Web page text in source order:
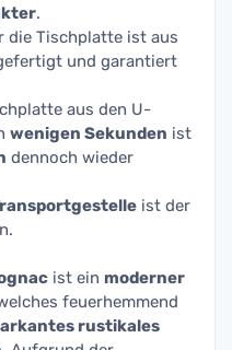
.
die Tischplatte ist aus
und garantiert
aus den U-
wenigen Sekunden ist
dennoch wieder
ist der
ist ein moderner
feuerhemmend
rustikales